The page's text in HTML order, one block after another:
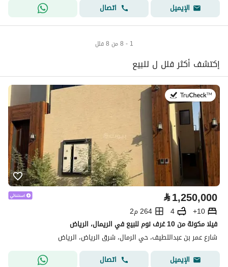
الإيميل
اتصال
1 - 8 من 8 فلل
إكتشف أكثر فلل ل للبيع
في:9 يوليو 2026
⃁1,250,000
10+
4
264 م2
فيلا مكونة من 10 غرف نوم للبيع في الريمال، الرياض
شارع عمر بن عبداللطيف، حي الرمال، شرق الرياض، الرياض
الإيميل
اتصال